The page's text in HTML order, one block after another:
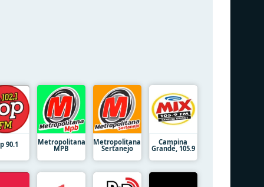
90.1 Metropolitana
MPB
Metropolitana
Sertanejo
Campina
Grande, 105.9